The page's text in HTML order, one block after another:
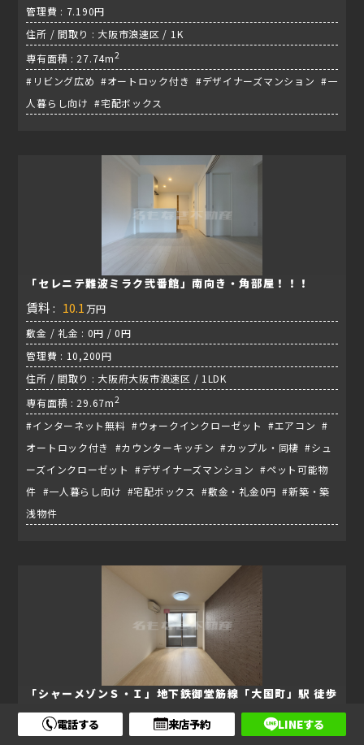
管理費 : 7.190円
住所 / 間取り : 大阪市浪速区 / 1K
専有面積 : 27.74m2
#リビング広め #オートロック付き #デザイナーズマンション #一
人暮らし向け #宅配ボックス
「セレニテ難波ミラク弐番館」南向き・角部屋！！！
賃料 : 10.1 万円
敷金 / 礼金 : 0円 / 0円
管理費 : 10,200円
住所 / 間取り : 大阪府大阪市浪速区 / 1LDK
専有面積 : 29.67m2
#インターネット無料 #ウォークインクローゼット #エアコン #
オートロック付き #カウンターキッチン #カップル・同棲 #シュ
ーズインクローゼット #デザイナーズマンション #ペット可能物
件 #一人暮らし向け #宅配ボックス #敷金・礼金0円 #新築・築
浅物件
「シャーメゾンＳ・Ｉ」地下鉄御堂筋線「大国町」駅 徒歩
賃料 : 9.8万円
電話する 来店予約 LINEする